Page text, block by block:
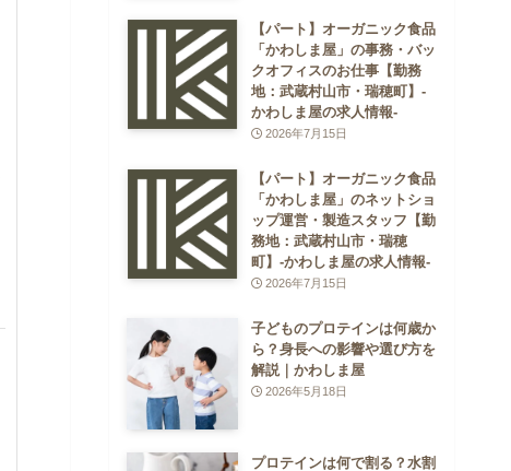
【パート】オーガニック食品
「かわしま屋」の事務・バッ
クオフィスのお仕事【勤務
地：武蔵村山市・瑞穂町】-
かわしま屋の求人情報-
2026年7月15日
【パート】オーガニック食品
「かわしま屋」のネットショ
ップ運営・製造スタッフ【勤
務地：武蔵村山市・瑞穂
町】-かわしま屋の求人情報-
2026年7月15日
子どものプロテインは何歳か
ら？身長への影響や選び方を
解説｜かわしま屋
2026年5月18日
プロテインは何で割る？水割